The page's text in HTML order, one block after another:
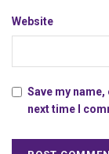
Website
Save my
next time I